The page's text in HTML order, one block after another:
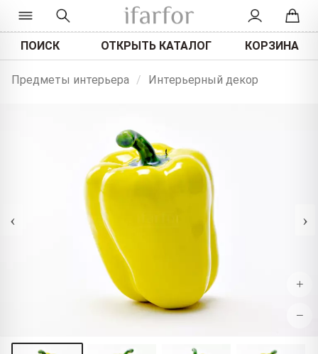
ПОИСК ОТКРЫТЬ КАТАЛОГ КОРЗИНА
Предметы интерьера / Интерьерный декор
‹ ›
+
−